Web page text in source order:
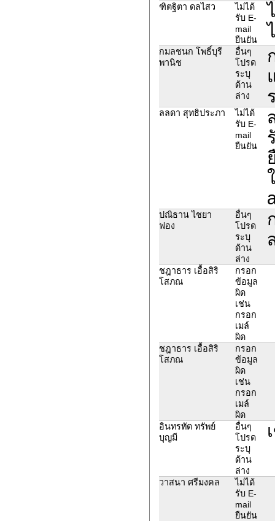
ฑิตฐิตา ดลไสว
ไม่ได้
รับ E-
mail
ยืนยัน
กมลชนก โพธิ์บุรี
พานิช
อื่นๆ
โปรด
ระบุ
ด้าน
ล่าง
ลลดา สุทธิประภา
ไม่ได้
รับ E-
mail
ยืนยัน
ปณิธาน ไชยา
ฟอง
อื่นๆ
โปรด
ระบุ
ด้าน
ล่าง
ชฎาธาร เอื้อสิริ
โสภณ
กรอก
ข้อมูล
ผิด
เช่น
กรอก
เมล์
ผิด
ชฎาธาร เอื้อสิริ
โสภณ
กรอก
ข้อมูล
ผิด
เช่น
กรอก
เมล์
ผิด
อินทรทัต ทรัพย์
บุญมี
อื่นๆ
โปรด
ระบุ
ด้าน
ล่าง
วาสนา ศรีมงคล
ไม่ได้
รับ E-
mail
ยืนยัน